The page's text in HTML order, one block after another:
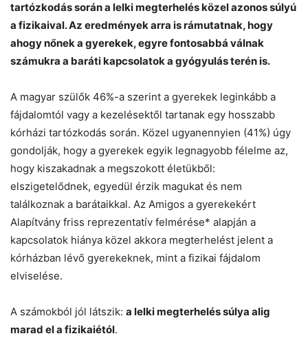
tartózkodás során a lelki megterhelés közel azonos súlyú
a fizikaival. Az eredmények arra is rámutatnak, hogy
ahogy nőnek a gyerekek, egyre fontosabbá válnak
számukra a baráti kapcsolatok a gyógyulás terén is.
A magyar szülők 46%-a szerint a gyerekek leginkább a
fájdalomtól vagy a kezelésektől tartanak egy hosszabb
kórházi tartózkodás során. Közel ugyanennyien (41%) úgy
gondolják, hogy a gyerekek egyik legnagyobb félelme az,
hogy kiszakadnak a megszokott életükből:
elszigetelődnek, egyedül érzik magukat és nem
találkoznak a barátaikkal. Az Amigos a gyerekekért
Alapítvány friss reprezentatív felmérése* alapján a
kapcsolatok hiánya közel akkora megterhelést jelent a
kórházban lévő gyerekeknek, mint a fizikai fájdalom
elviselése.
A számokból jól látszik: a lelki megterhelés súlya alig
marad el a fizikaiétól.